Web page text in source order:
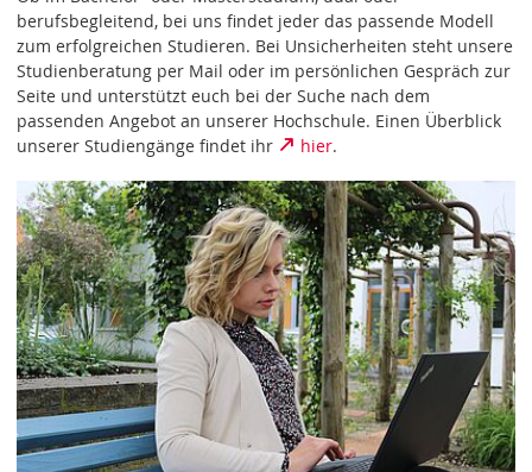
berufsbegleitend, bei uns findet jeder das passende Modell
zum erfolgreichen Studieren. Bei Unsicherheiten steht unsere
Studienberatung per Mail oder im persönlichen Gespräch zur
Seite und unterstützt euch bei der Suche nach dem
passenden Angebot an unserer Hochschule. Einen Überblick
unserer Studiengänge findet ihr
hier.